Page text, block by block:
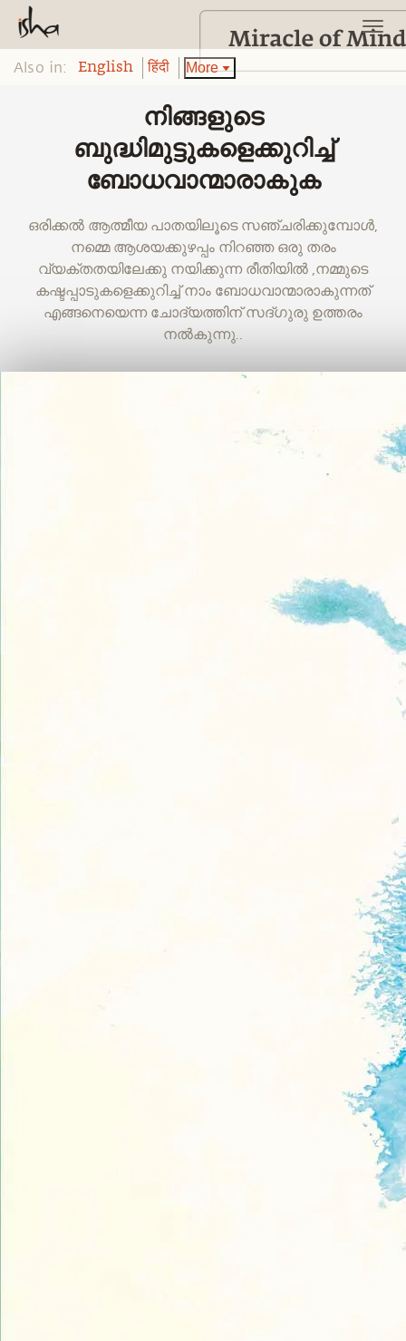
Also in: English हिंदी More
നിങ്ങളുടെ
ബുദ്ധിമുട്ടുകളെക്കുറിച്ച്
ബോധവാന്മാരാകുക
ഒരിക്കൽ ആത്മീയ പാതയിലൂടെ സഞ്ചരിക്കുമ്പോൾ,
നമ്മെ ആശയക്കുഴപ്പം നിറഞ്ഞ ഒരു തരം
വ്യക്തതയിലേക്കു നയിക്കുന്ന രീതിയിൽ ,നമ്മുടെ
കഷ്ടപ്പാടുകളെക്കുറിച്ച് നാം ബോധവാന്മാരാകുന്നത്
എങ്ങനെയെന്ന ചോദ്യത്തിന് സദ്ഗുരു ഉത്തരം
നൽകുന്നു..